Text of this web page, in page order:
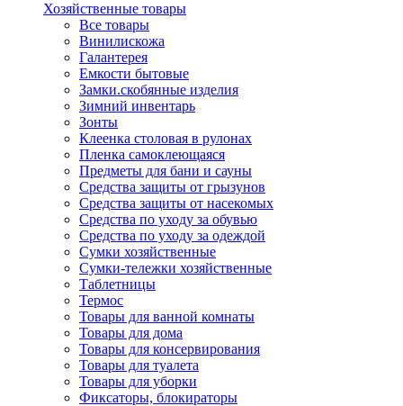
Хозяйственные товары
Все товары
Винилискожа
Галантерея
Емкости бытовые
Замки.скобянные изделия
Зимний инвентарь
Зонты
Клеенка столовая в рулонах
Пленка самоклеющаяся
Предметы для бани и сауны
Средства защиты от грызунов
Средства защиты от насекомых
Средства по уходу за обувью
Средства по уходу за одеждой
Сумки хозяйственные
Сумки-тележки хозяйственные
Таблетницы
Термос
Товары для ванной комнаты
Товары для дома
Товары для консервирования
Товары для туалета
Товары для уборки
Фиксаторы, блокираторы